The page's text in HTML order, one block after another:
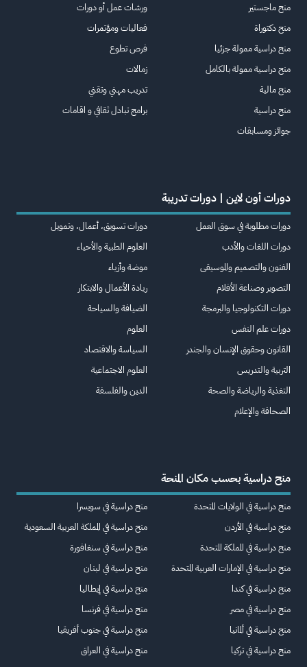
منح ماجستير
منح دكتوراة
منح دراسية ممولة جزئيا
منح دراسية ممولة بالكامل
منح مالية
منح دراسية
جوائز ومسابقات
ورشات عمل أو دورات
فعاليات ومؤتمرات
فرص تطوع
زمالات
تدريب مهني وتقني
برامج تبادل ثقافي و اقامات
دورات أون لاين | دورات تدريبة
دورات مطلوبة في سوق العمل
دورات اللغات والأدب
الفنون والتصميم والموسيقى
التصوير وصناعة الأفلام
دورات التكنولوجيا والبرمجة
دورات علم النفس
القانون وحقوق الإنسان والجندر
التربية والتدريس
التغذية والرياضة والصحة
الصحافة والإعلام
دورات تسويق، أعمال، وتمويل
العلوم الطبية والأحياء
موضة وأزياء
ريادة الأعمال والابتكار
الضيافة والسياحة
العلوم
السياسة والاقتصاد
العلوم الاجتماعية
الدين والفلسفة
منح دراسية بحسب مكان المنحة
منح دراسية في الولايات المتحدة
منح دراسية في الأردن
منح دراسية في المملكة المتحدة
منح دراسية في الإمارات العربية المتحدة
منح دراسية في كندا
منح دراسية في مصر
منح دراسية في ألمانيا
منح دراسية في تركيا
منح دراسية في سويسرا
منح دراسية في المملكة العربية السعودية
منح دراسية في سنغافورة
منح دراسية في لبنان
منح دراسية في إيطاليا
منح دراسية في فرنسا
منح دراسية في جنوب أفريقيا
منح دراسية في العراق